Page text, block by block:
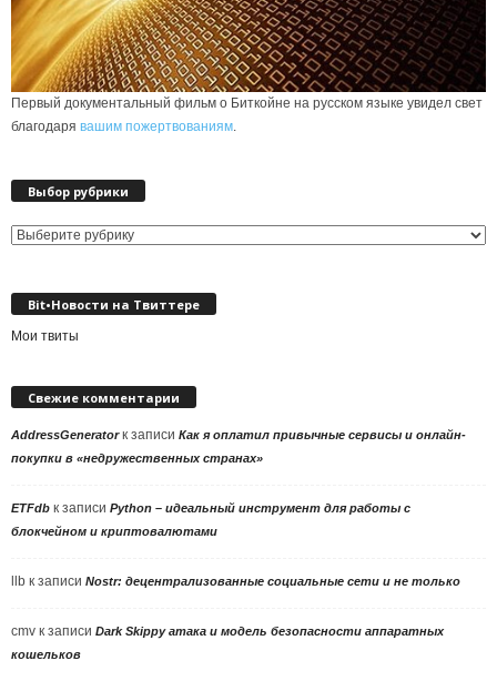
Первый документальный фильм о Биткойне на русском языке увидел свет
благодаря вашим пожертвованиям
Выбор рубрики
Выбор
Bit•Новости на Твиттере
Мои твиты
Свежие комментарии
AddressGeneratorк записи Как я оплатил привычные сервисы и онлайн-
покупки в «недружественных странах»
ETFdb к записи Python – идеальный инструмент для работы с
блокчейном и криптовалютами
llb к записи Nostr: децентрализованные социальные сети и не только
cmv к записи Dark Skippy атака и модель безопасности аппаратных
кошельков